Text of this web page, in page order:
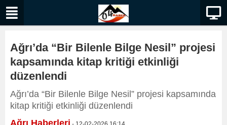
Ağrı’da “Bir Bilenle Bilge Nesil” projesi
kapsamında kitap kritiği etkinliği
düzenlendi
Ağrı’da “Bir Bilenle Bilge Nesil” projesi kapsamında
kitap kritiği etkinliği düzenlendi
Ağrı Haberleri